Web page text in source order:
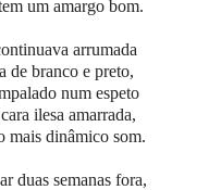
um amargo bom.
arrumada
de branco e preto,
num espeto
ilesa amarrada,
mais dinâmico som.
duas semanas fora,